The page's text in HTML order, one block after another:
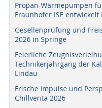
Propan-Wärmepumpen
Fraunhofer ISE entwickelt
Gesellenprüfung und
2026 in Springe
Feierliche
Technikerjahrgang der
Lindau
Frische Impulse und
Chillventa 2026